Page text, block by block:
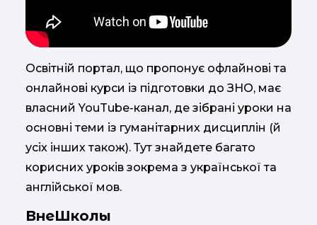
Освітній портал, що пропонує офлайнові та
онлайнові курси із підготовки до ЗНО, має
власний YouTube-канал, де зібрані уроки на
основні теми із гуманітарних дисциплін (й
усіх інших також). Тут знайдете багато
корисних уроків зокрема з української та
англійської мов.
ВнеШколы